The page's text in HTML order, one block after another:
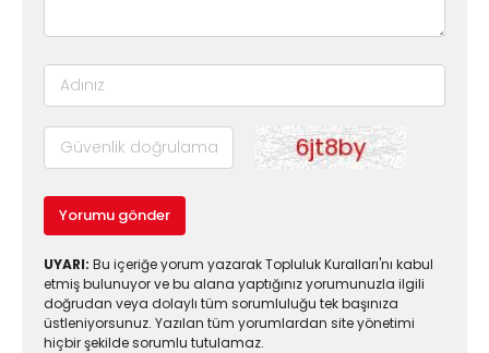
Yorumu gönder
UYARI: Bu içeriğe yorum yazarak Topluluk Kuralları'nı kabul
etmiş bulunuyor ve bu alana yaptığınız yorumunuzla ilgili
doğrudan veya dolaylı tüm sorumluluğu tek başınıza
üstleniyorsunuz. Yazılan tüm yorumlardan site yönetimi
hiçbir şekilde sorumlu tutulamaz.